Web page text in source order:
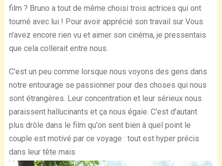
film ? Bruno a tout de même choisi trois actrices qui ont
tourné avec lui ! Pour avoir apprécié son travail sur Vous
n'avez encore rien vu et aimer son cinéma, je pressentais
que cela collerait entre nous.
C'est un peu comme lorsque nous voyons des gens dans
notre entourage se passionner pour des choses qui nous
sont étrangères. Leur concentration et leur sérieux nous
paraissent hallucinants et ça nous égaie. C'est d'autant
plus drôle dans le film qu'on sent bien à quel point le
couple est motivé par ce voyage : tout est hyper précis
dans leur tête mais